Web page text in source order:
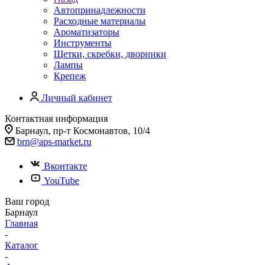
Автопринадлежности
Расходные материалы
Ароматизаторы
Инструменты
Щетки, скребки, дворники
Лампы
Крепеж
Личный кабинет
Контактная информация
Барнаул, пр-т Космонавтов, 10/4
brn@aps-market.ru
Вконтакте
YouTube
Ваш город
Барнаул
Главная
-
Каталог
-